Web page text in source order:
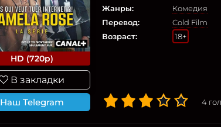
HD (720p)
В закладки
Наш Telegram
Жанры:
Комедия
Перевод:
Cold Film
Возраст:
18+
4